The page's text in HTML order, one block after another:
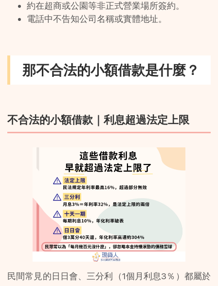
約在超商或公園等非正式營業場所簽約。
電話中不告知公司名稱或實體地址。
那不合法的小額借款是什麼？
不合法的小額借款｜利息超過法定上限
民間常見的日日會、三分利（1個月利息3％）都屬於